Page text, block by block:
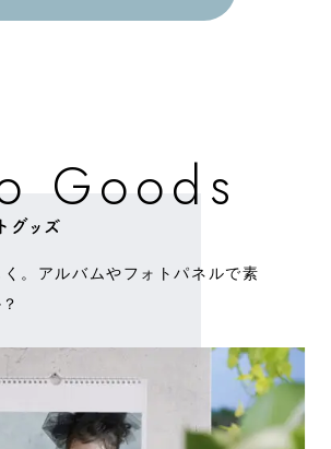
Goods
グッズ
。アルバムやフォトパネルで素